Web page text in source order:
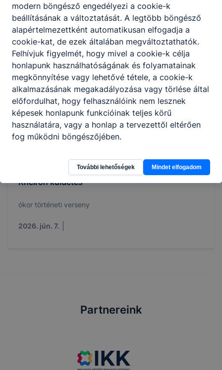
A 2025/2026-os tanév végén iskolánk több fontos
eseménnyel zárta az évet.
2026. jún. 30.
Kheiron küldetés
ókor történeti verseny
2026. jún. 7.
Partnereink
modern böngésző engedélyezi a cookie-k
beállításának a változtatását. A legtöbb böngésző
alapértelmezettként automatikusan elfogadja a
cookie-kat, de ezek általában megváltoztathatók.
Felhívjuk figyelmét, hogy mivel a cookie-k célja
honlapunk használhatóságának és folyamatainak
megkönnyítése vagy lehetővé tétele, a cookie-k
alkalmazásának megakadályozása vagy törlése által
előfordulhat, hogy felhasználóink nem lesznek
képesek honlapunk funkcióinak teljes körű
használatára, vagy a honlap a tervezettől eltérően
fog működni böngészőjében.
További lehetőségek Mindet elfogadom